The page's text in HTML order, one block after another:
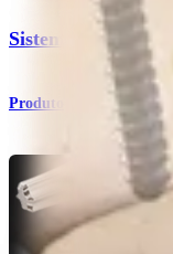
Sistema de mini
Produto